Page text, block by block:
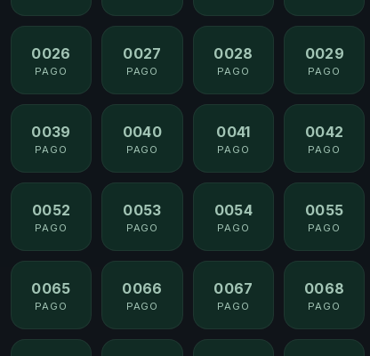
0026
PAGO
0027
PAGO
0028
PAGO
0029
PAGO
0039
PAGO
0040
PAGO
0041
PAGO
0042
PAGO
0052
PAGO
0053
PAGO
0054
PAGO
0055
PAGO
0065
PAGO
0066
PAGO
0067
PAGO
0068
PAGO